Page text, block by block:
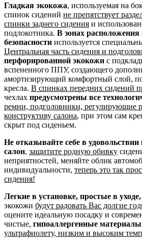
Гладкая экокожа, используемая на
спинок сидений не препятствует
спинки заднего сидения и
подлокотника. В зонах
безопасности используется
Центральная часть сидения и
перфорированной экокожи с
вспененного ППУ, создающего
амортизирующий комфортный слой,
кресла. В спинках передних сидений
чехлах предусмотрены все
ремни, подголовники, регулирующие
конструктиву салона, при этом сам
скрыт под сиденьем.
Не отказывайте себе в
салон, защитите родную обивку
неприятностей, меняйте облик
индивидуальности, теперь это так
сидения!
Легкие в установке, простые в уходе,
экокожи будут радовать Вас долгие
оцените идеальную посадку и
чистые, гипоаллергенные материалы
ультрафиолету, низким и высоким